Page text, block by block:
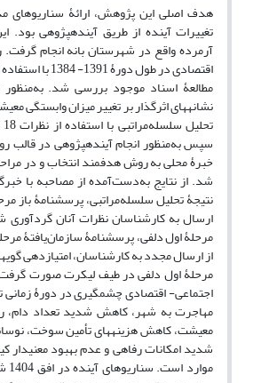
هدف اصلی این پژوهش، ارائۀ سناریوهای
تغییرات آینده از طریق آینده­پژوهی
آرمرده واقع در شهرستان بانه انجام گرفت.
اقتصادی در طول
مطالعۀ اسناد موجود بررسی شد. به‌منظور
نشانه­های اثرگذار بر تغییر میزان وابستگی
خبرۀ محلی به روش هدفمند انتخاب و در
شد. از نتایج به‌دست‌آمده از مصاحبه با
نتیجۀ تحلیل سلسله‌مراتبی، پرسشنامۀ باز
ارسال به کارشناسان نظرات آنان گردآوری
مرحلۀ اول دلفی، پرسشنامۀ سازمان‌یافتۀ
از ارسال مجدد به کارشناسان، امتیازدهی
مرحلۀ اول دلفی در طیف لیکرت صورت گرفت.
اجتماعی- اقتصادی چشمگیری در دورۀ
مهاجرت به شهر، کاهش شدید تعداد دام،
معیشت، کاهش هزینه­های تأمین سوخت،
شدید امکانات رفاهی و عدم بهبود معنی­دار